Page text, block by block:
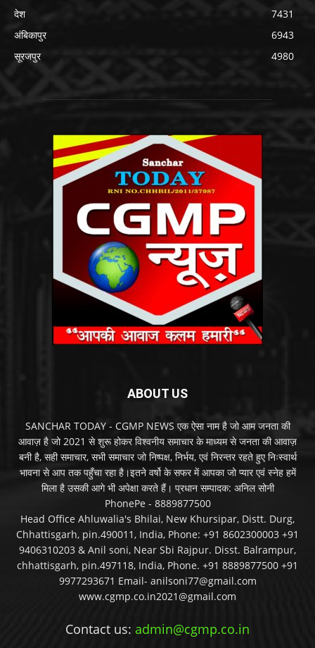
देश
7431
अंबिकापुर
6943
सूरजपुर
4980
ABOUT US
SANCHAR TODAY - CGMP NEWS एक ऐसा नाम है जो आम जनता की
आवाज़ है जो 2021 से शुरू होकर विश्वनीय समाचार के माध्यम से जनता की आवाज़
बनी है, सही समाचार, सभी समाचार जो निष्पक्ष, निर्भय, एवं निरन्तर रहते हुए निःस्वार्थ
भावना से आप तक पहुँचा रहा है।इतने वर्षो के सफर में आपका जो प्यार एवं स्नेह हमें
मिला है उसकी आगे भी अपेक्षा करते हैं। प्रधान सम्पादक: अनिल सोनी
PhonePe - 8889877500
Head Office Ahluwalia's Bhilai, New Khursipar, Distt. Durg,
Chhattisgarh, pin.490011, India, Phone: +91 8602300003 +91
9406310203 & Anil soni, Near Sbi Rajpur. Disst. Balrampur,
chhattisgarh, pin.497118, India, Phone. +91 8889877500 +91
9977293671 Email- anilsoni77@gmail.com
www.cgmp.co.in2021@gmail.com
Contact us: admin@cgmp.co.in